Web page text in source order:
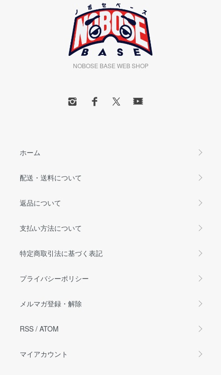
NOBOSE BASE WEB SHOP
ホーム
配送・送料について
返品について
支払い方法について
特定商取引法に基づく表記
プライバシーポリシー
メルマガ登録・解除
RSS / ATOM
マイアカウント